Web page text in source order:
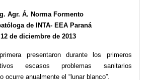
Agr. Á. Norma Formento
de INTA- EEA Paraná
12 de diciembre de 2013
presentaron durante los primeros
escasos problemas sanitarios
ocurre anualmente el “lunar blanco”.